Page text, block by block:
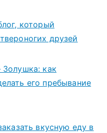
который
друзей
как
его пребывание
вкусную еду в